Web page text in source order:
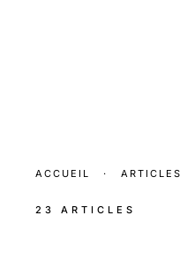
ACCUEIL · ARTICLES
23 ARTICLES